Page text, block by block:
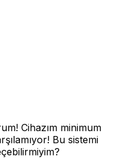
Cihazım minimum
Bu sistemi